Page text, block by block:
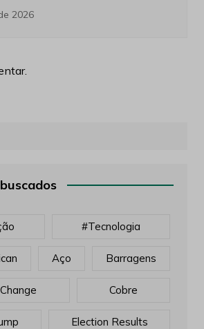
2026
#tecnologia
Aço Barragens
Cobre
Election Results